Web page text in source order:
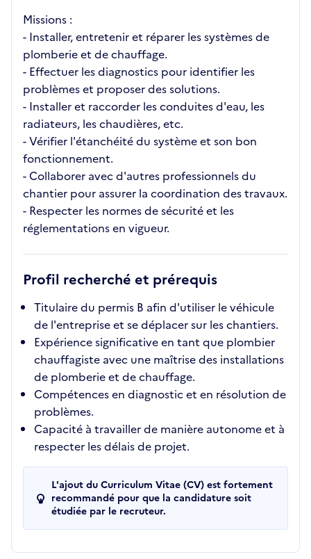
Missions :
- Installer, entretenir et réparer les systèmes de
plomberie et de chauffage.
- Effectuer les diagnostics pour identifier les
problèmes et proposer des solutions.
- Installer et raccorder les conduites d'eau, les
radiateurs, les chaudières, etc.
- Vérifier l'étanchéité du système et son bon
fonctionnement.
- Collaborer avec d'autres professionnels du
chantier pour assurer la coordination des travaux.
- Respecter les normes de sécurité et les
réglementations en vigueur.
Profil recherché et prérequis
Titulaire du permis B afin d'utiliser le véhicule
de l'entreprise et se déplacer sur les chantiers.
Expérience significative en tant que plombier
chauffagiste avec une maîtrise des installations
de plomberie et de chauffage.
Compétences en diagnostic et en résolution de
problèmes.
Capacité à travailler de manière autonome et à
respecter les délais de projet.
L'ajout du Curriculum Vitae (CV) est fortement
recommandé pour que la candidature soit
étudiée par le recruteur.